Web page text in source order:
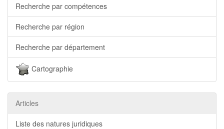
Recherche par compétences
Recherche par région
Recherche par département
Cartographie
Articles
Liste des natures juridiques